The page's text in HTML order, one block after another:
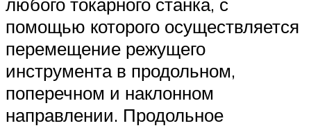
любого токарного станка, с
помощью которого осуществляется
перемещение режущего
инструмента в продольном,
поперечном и наклонном
направлении. Продольное